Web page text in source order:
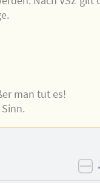
man tut es!